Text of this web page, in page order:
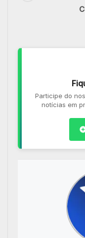
Participe do
notícias em